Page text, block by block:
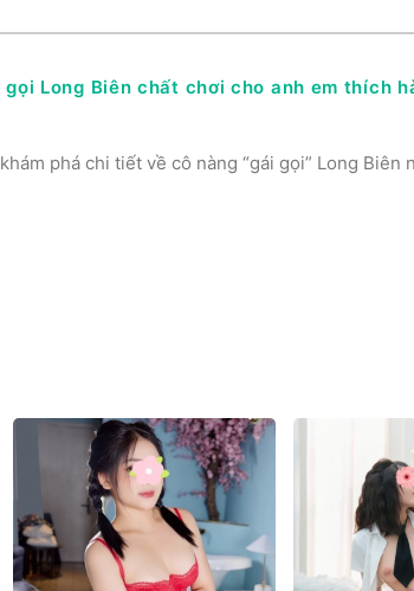
Long Biên chất chơi cho anh em thích
phá chi tiết về cô nàng “gái gọi” Long